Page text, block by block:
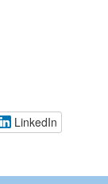
LinkedIn